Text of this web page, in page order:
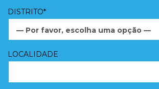
DISTRITO*
— Por favor, escolha uma opção —
LOCALIDADE